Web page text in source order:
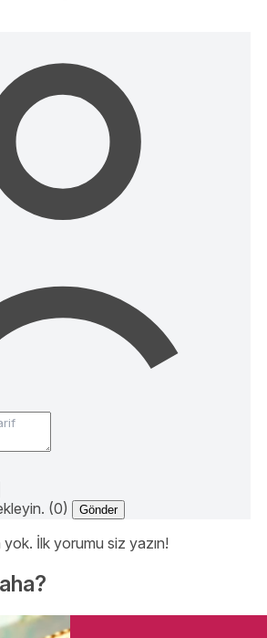
(0) Gönder
İlk yorumu siz yazın!